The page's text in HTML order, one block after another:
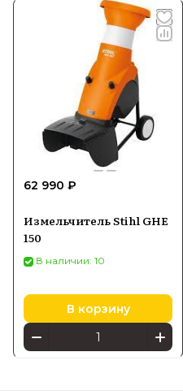
62 990 ₽
Измельчитель Stihl GHE
150
В наличии: 10
В корзину